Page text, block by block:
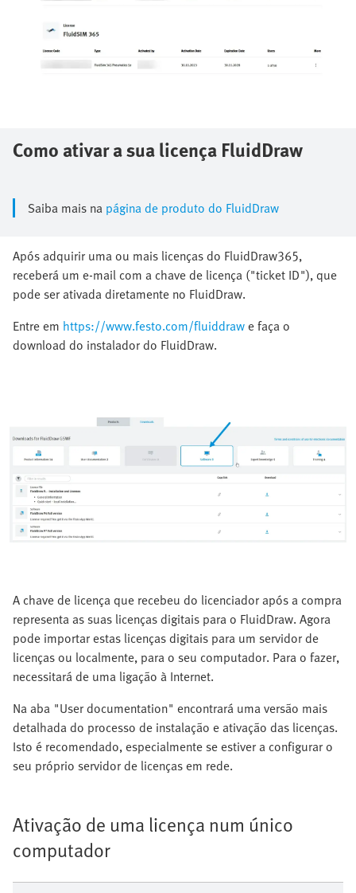
Como ativar a sua licença FluidDraw
Saiba mais na página de produto do FluidDraw
Após adquirir uma ou mais licenças do FluidDraw365,
receberá um e-mail com a chave de licença ("ticket ID"), que
pode ser ativada diretamente no FluidDraw.
Entre em https://www.festo.com/fluiddrawe faça o
download do instalador do FluidDraw.
A chave de licença que recebeu do licenciador após a compra
representa as suas licenças digitais para o FluidDraw. Agora
pode importar estas licenças digitais para um servidor de
licenças ou localmente, para o seu computador. Para o fazer,
necessitará de uma ligação à Internet.
Na aba "User documentation" encontrará uma versão mais
detalhada do processo de instalação e ativação das licenças.
Isto é recomendado, especialmente se estiver a configurar o
seu próprio servidor de licenças em rede.
Ativação de uma licença num único
computador